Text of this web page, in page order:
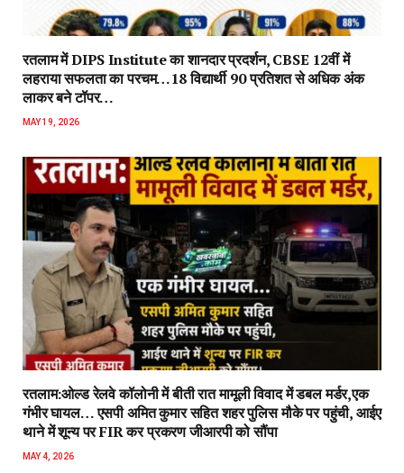
रतलाम में DIPS Institute का शानदार प्रदर्शन, CBSE 12वीं में
लहराया सफलता का परचम…18 विद्यार्थी 90 प्रतिशत से अधिक अंक
लाकर बने टॉपर…
MAY 19, 2026
रतलाम:ओल्ड रेलवे कॉलोनी में बीती रात मामूली विवाद में डबल मर्डर,एक
गंभीर घायल… एसपी अमित कुमार सहित शहर पुलिस मौके पर पहुंची, आईए
थाने में शून्य पर FIR कर प्रकरण जीआरपी को सौंपा
MAY 4, 2026